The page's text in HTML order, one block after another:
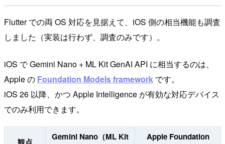
Flutter での両 OS 対応を見据えて、iOS 側の相当機能も調査
しました（実装は行わず、調査のみです）。
iOS で Gemini Nano + ML Kit GenAI API に相当するのは、
Apple の Foundation Models framework です。
iOS 26 以降、かつ Apple Intelligence が有効な対応デバイス
でのみ利用できます。
Gemini Nano（ML Kit
Apple Foundation